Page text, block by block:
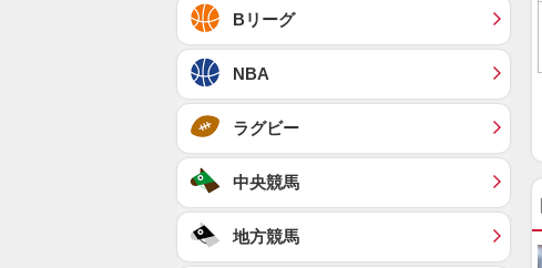
Bリーグ
NBA
ラグビー
中央競馬
地方競馬